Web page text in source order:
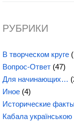
РУБРИКИ
В творческом круге
Вопрос-Ответ (47)
Для начинающих…
Иное (4)
Исторические факты
Кабала українською